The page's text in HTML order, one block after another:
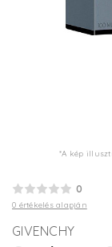
*A kép
0
0 értékelés alapján
GIVENCHY